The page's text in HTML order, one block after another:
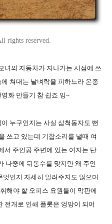
rights reserved.
녀의 자동차가 지나가는 시점에 쓰
쳐대는 날벼락을 피하느라 온종
화 만들기 참 쉽죠 잉~
누구인지는 사실 삼척동자도 뻔
쓰고 있는데 기합소리를 낼때 여
서 주인공 주변에 있는 여자는 단
나중에 뒤통수를 맞지만 왜 주인
인지 자세히 알려주지도 않으며
해야 할 오피스 요원들이 막판에
전개로 인해 플롯은 엉망이 되어